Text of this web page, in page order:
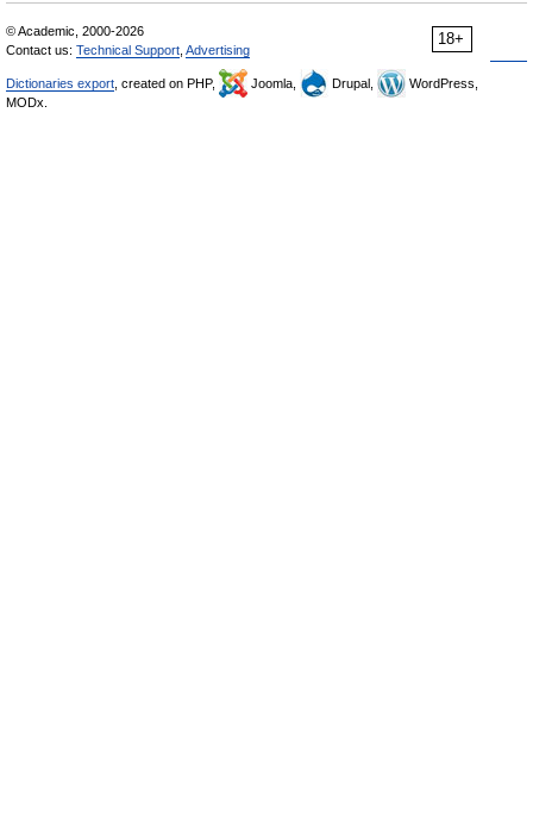
18+
© Academic, 2000-2026
Contact us: Technical Support Advertising
Dictionaries export , created on PHP, Joomla, Drupal,
WordPress,
MODx.